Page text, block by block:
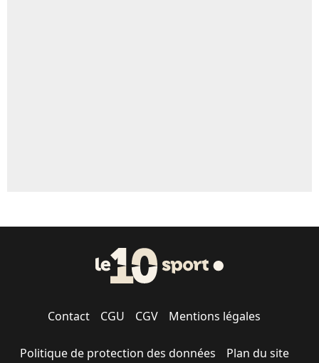
Contact CGU CGV Mentions légales
Politique de protection des données Plan du site